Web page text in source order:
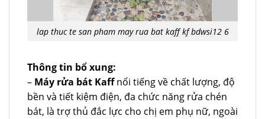
lap thuc te san pham may rua bat kaff kf bdwsi12 6
Thông tin bổ xung:
– Máy rửa bát Kaffnổi tiếng về chất lượng, độ
bền và tiết kiệm điện, đa chức năng rửa chén
bát, là trợ thủ đắc lực cho chị em phụ nữ, ngoài